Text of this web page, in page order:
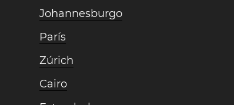
Johannesburgo
París
Zúrich
Cairo